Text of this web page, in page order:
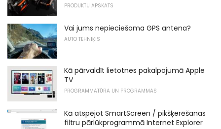
PRODUKTU APSKATS
Vai jums nepieciešama GPS antena?
AUTO TEHNIĶIS
Kā pārvaldīt lietotnes pakalpojumā Apple
TV
PROGRAMMATŪRA UN PROGRAMMAS
Kā atspējot SmartScreen / pikšķerēšanas
filtru pārlūkprogrammā Internet Explorer